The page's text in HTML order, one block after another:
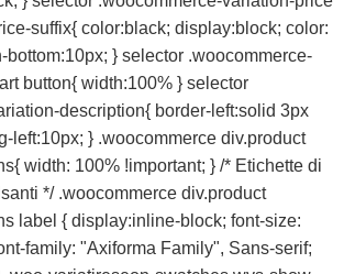
suffix{ color:black; display:block; color:
} selector .woocommerce-
button{ width:100% } selector
description{ border-left:solid 3px
left:10px; } .woocommerce div.product
width: 100% !important; } /* Etichette di
*/ .woocommerce div.product
label { display:inline-block; font-size:
family: "Axiforma Family", Sans-serif;